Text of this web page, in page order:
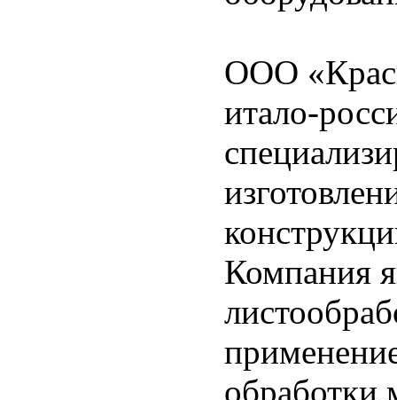
ООО
итало-
Компания
обработки